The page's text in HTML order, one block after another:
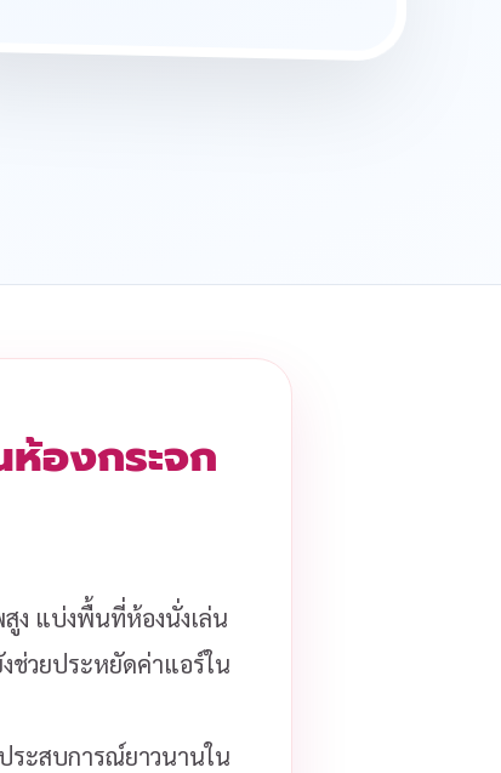
องกระจก
ง แบ่งพื้นที่ห้องนั่งเล่น
ช่วยประหยัดค่าแอร์ใน
ระสบการณ์ยาวนานใน